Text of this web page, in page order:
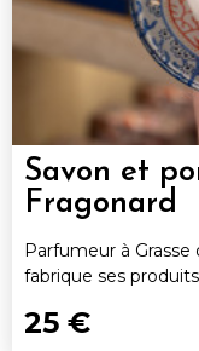
Savon et
Fragonard
Parfumeur à Grasse
fabrique ses
25 €